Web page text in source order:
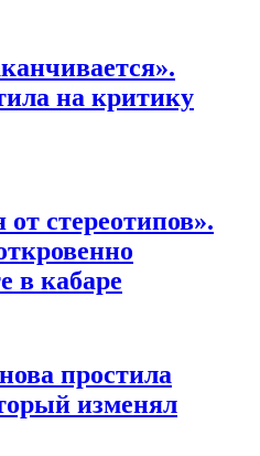
на критику
стереотипов».
в кабаре
простила
изменял